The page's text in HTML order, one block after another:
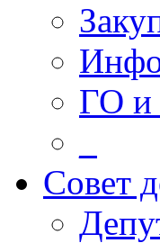
ГО
Совет